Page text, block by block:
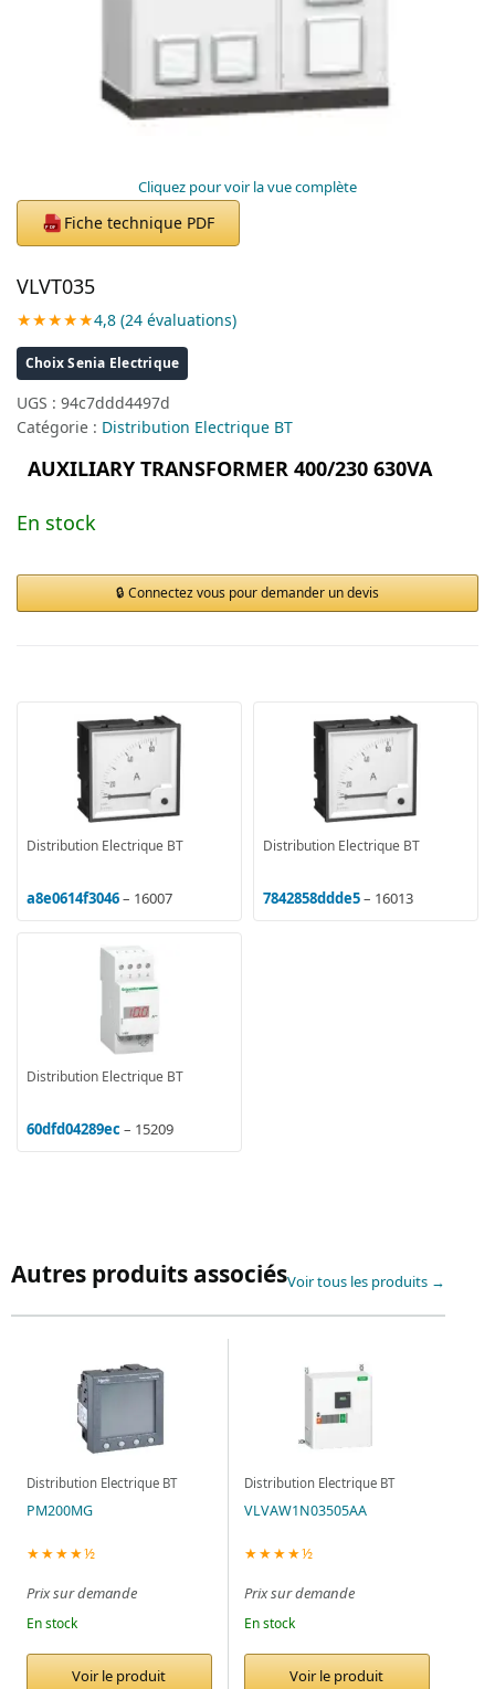
Cliquez pour voir la vue complète
PDF Fiche technique PDF
VLVT035
★★★★★4,8 (24 évaluations)
Choix Senia Electrique
UGS : 94c7ddd4497d
Catégorie : Distribution Electrique BT
AUXILIARY TRANSFORMER 400/230 630VA
En stock
Connectez vous pour demander un devis
Distribution Electrique BT
a8e0614f3046– 16007
Distribution Electrique BT
7842858ddde5– 16013
Distribution Electrique BT
60dfd04289ec– 15209
Autres produits associésVoir tous les produits →
Distribution Electrique BT
PM200MG
★★★★½
Prix sur demande
En stock
Voir le produit
Distribution Electrique BT
VLVAW1N03505AA
★★★★½
Prix sur demande
En stock
Voir le produit